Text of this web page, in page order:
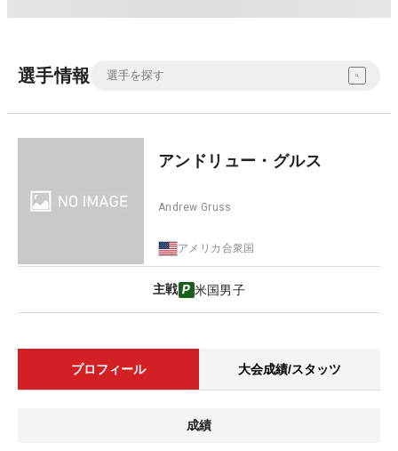
選手情報
アンドリュー・グルス
Andrew Gruss
アメリカ合衆国
主戦 米国男子
プロフィール 大会成績/スタッツ
成績